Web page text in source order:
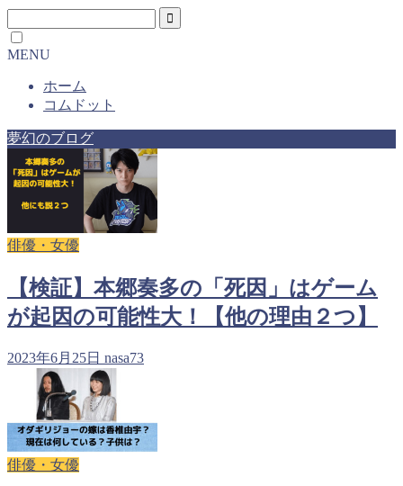
MENU
ホーム
コムドット
夢幻のブログ
俳優・女優
【検証】本郷奏多の「死因」はゲーム
が起因の可能性大！【他の理由２つ】
2023年6月25日 nasa73
俳優・女優